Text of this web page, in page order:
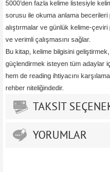
5000’den fazla kelime listesiyle
sorusu ile okuma anlama becerileri
alıştırmalar ve günlük kelime-
ve verimli çalışmasını sağlar.
Bu kitap, kelime bilgisini
güçlendirmek isteyen tüm adaylar
hem de reading ihtiyacını
rehber niteliğindedir.
TAKSİT
YORUMLAR